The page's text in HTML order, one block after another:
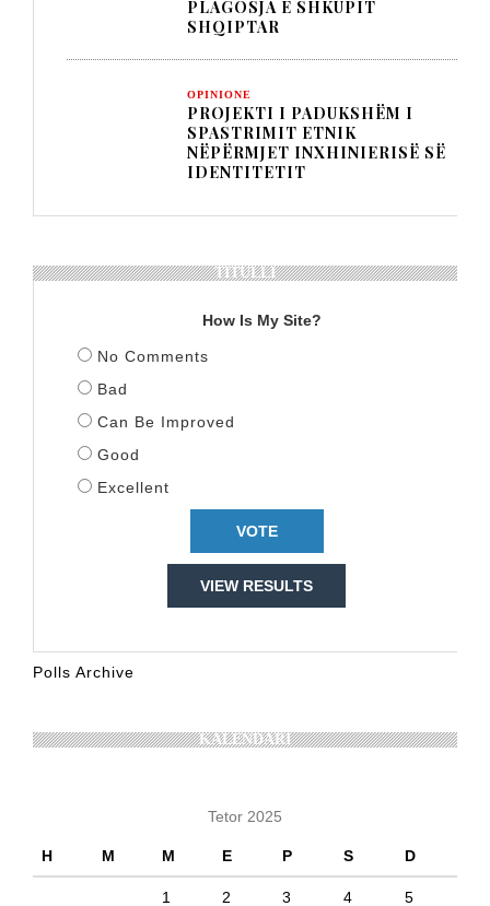
PLAGOSJA E SHKUPIT
SHQIPTAR
OPINIONE
PROJEKTI I PADUKSHËM I
SPASTRIMIT ETNIK
NËPËRMJET INXHINIERISË SË
IDENTITETIT
TITULLI
How Is My Site?
No Comments
Bad
Can Be Improved
Good
Excellent
VIEW RESULTS
Polls Archive
KALENDARI
Tetor 2025
H M M E P S D
1 2 3 4 5